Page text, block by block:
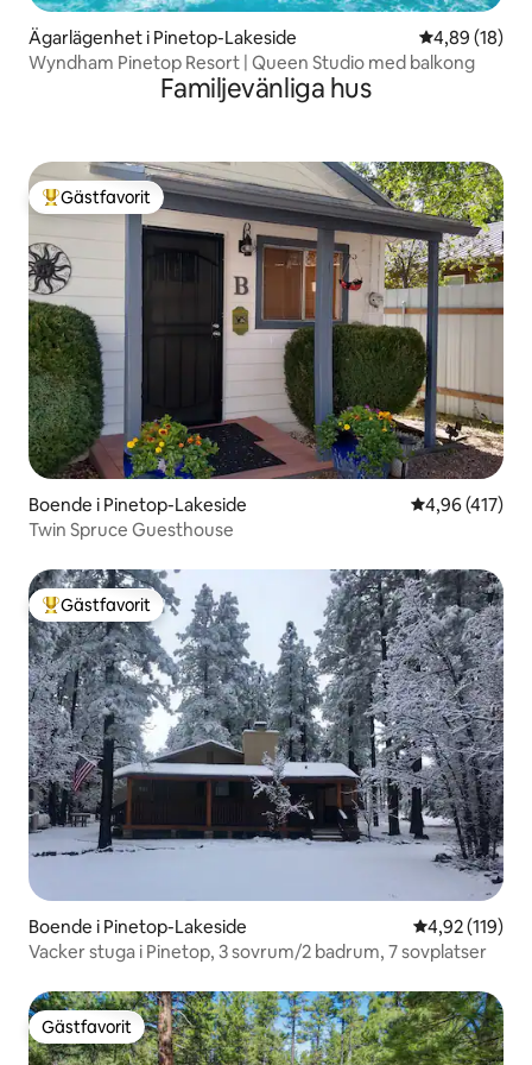
Ägarlägenhet i Pinetop-Lakeside 4,89 av 5 i
4,89 (18)
Wyndham Pinetop Resort | Queen Studio med balkong
Familjevänliga hus
Populär gästfavorit
Gästfavorit
Boende i Pinetop-Lakeside 4,96 av 5 i
4,96 (417)
Twin Spruce Guesthouse
Populär gästfavorit
Gästfavorit
Boende i Pinetop-Lakeside 4,92 av 5 i
4,92 (119)
Vacker stuga i Pinetop, 3 sovrum/2 badrum, 7 sovplatser
Gästfavorit
Gästfavorit